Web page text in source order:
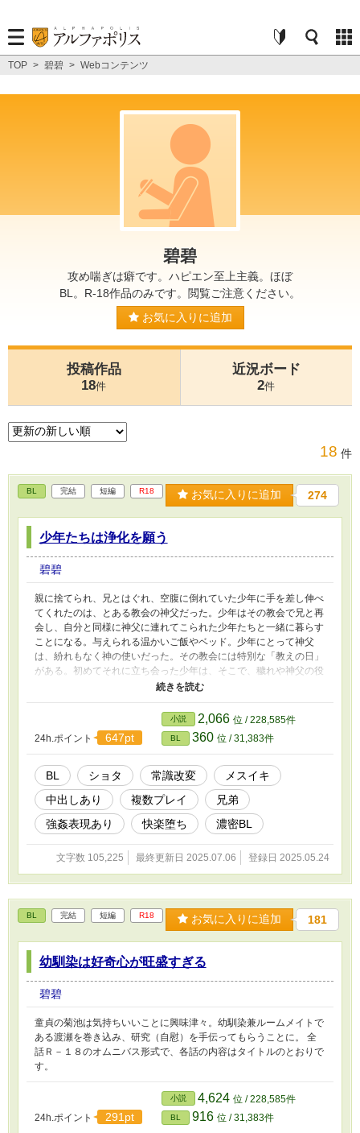
TOP > 碧碧 > Webコンテンツ
碧碧
攻め喘ぎは癖です。ハピエン至上主義。ほぼ
BL。R-18作品のみです。閲覧ご注意ください。
お気に入りに追加
投稿作品
18件
近況ボード
2件
18 件
BL 完結 短編 R18 お気に入りに追加 274
少年たちは浄化を願う
碧碧
親に捨てられ、兄とはぐれ、空腹に倒れていた少年に手を差し伸べ
てくれたのは、とある教会の神父だった。少年はその教会で兄と再
会し、自分と同様に神父に連れてこられた少年たちと一緒に暮らす
ことになる。与えられる温かいご飯やベッド。少年にとって神父
は、紛れもなく神の使いだった。その教会には特別な「教えの日」
がある。初めてそれに立ち会った少年は、そこで、穢れや神父の役
目について知ることとなる。 （注意）複数でのプレイ、兄弟での
はありません。基本は和姦ですが、強姦する場面があります（ショ
タ×ショタ）。メインは神父×ショタです。メリバ風味。閲覧にはご
注意ください。 （R-18シーンの内容） 常識改変、複数プレイ、射
精管理、フェラ、攻めフェラ、飲精、小スカ、貞操帯、腸内洗浄、
肛門拡張、肛門性交、メスイキ、中出し、結腸責め、快楽堕ち。
24h.ポイント 647pt
小説 2,066 位 / 228,585件
BL 360 位 / 31,383件
BL ショタ 常識改変
メスイキ
中出しあり
複数プレイ
兄弟
強姦表現あり
快楽堕ち 濃密BL
文字数 105,225 最終更新日 2025.07.06 登録日 2025.05.24
BL 完結 短編 R18 お気に入りに追加 181
幼馴染は好奇心が旺盛すぎる
碧碧
童貞の菊池は気持ちいいことに興味津々。幼馴染兼ルームメイトで
ある渡瀬を巻き込み、研究（自慰）を手伝ってもらうことに。 全
話Ｒ－１８のオムニバス形式で、各話の内容はタイトルのとおりで
す。
24h.ポイント 291pt
小説 4,624 位 / 228,585件
BL 916 位 / 31,383件